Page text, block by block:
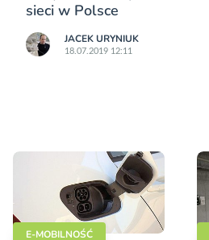
sieci w Polsce
JACEK URYNIUK
18.07.2019 12:11
E-MOBILNOŚĆ